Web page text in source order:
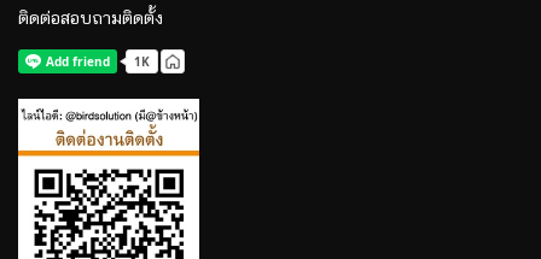
ติดต่อสอบถามติดตั้ง